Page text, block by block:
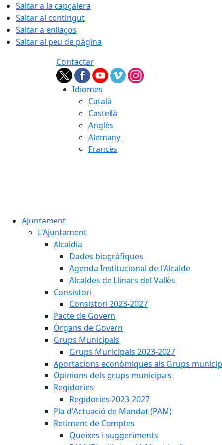
Saltar a la capçalera
Saltar al contingut
Saltar a enllaços
Saltar al peu de pàgina
Contactar
Idiomes
Català
Castellà
Anglès
Alemany
Francès
Ajuntament
L'Ajuntament
Alcaldia
Dades biogràfiques
Agenda Institucional de l'Alcalde
Alcaldes de Llinars del Vallès
Consistori
Consistori 2023-2027
Pacte de Govern
Òrgans de Govern
Grups Municipals
Grups Municipals 2023-2027
Aportacions econòmiques als Grups
Opinions dels grups municipals
Regidories
Regidories 2023-2027
Pla d'Actuació de Mandat (PAM)
Retiment de Comptes
Queixes i suggeriments